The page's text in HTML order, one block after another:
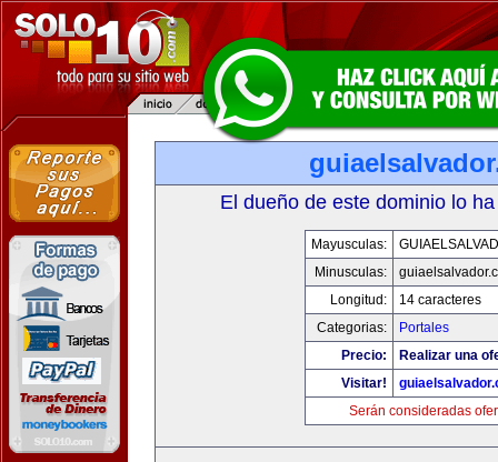
El dueño de este dominio lo
Mayusculas:
Minusculas:
Longitud:
14 caracteres
Categorias:
Portales
Precio:
Realizar una
Visitar!
Serán consideradas